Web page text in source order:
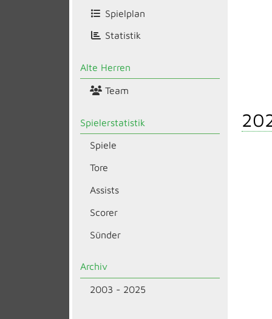
Spielplan
Statistik
Alte Herren
Team
Spielerstatistik
Spiele
Tore
Assists
Scorer
Sünder
Archiv
2003 - 2025